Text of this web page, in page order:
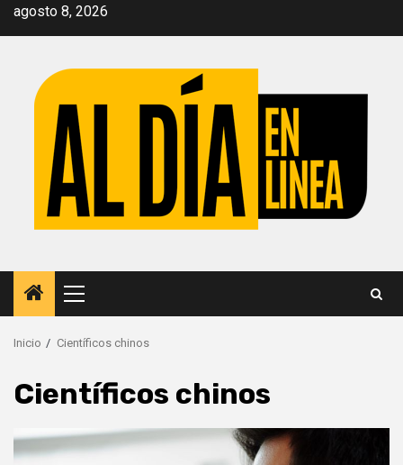
Saltar
agosto 8, 2026
Menú
principal
Inicio Científicos chinos
Científicos chinos